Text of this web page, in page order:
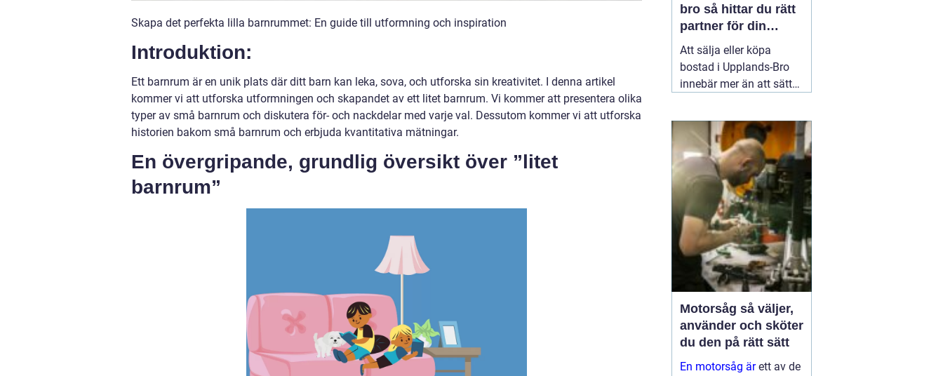
Skapa det perfekta lilla barnrummet: En guide till utformning och inspiration
Introduktion:
Ett barnrum är en unik plats där ditt barn kan leka, sova, och utforska sin kreativitet. I denna artikel
kommer vi att utforska utformningen och skapandet av ett litet barnrum. Vi kommer att presentera olika
typer av små barnrum och diskutera för- och nackdelar med varje val. Dessutom kommer vi att utforska
historien bakom små barnrum och erbjuda kvantitativa mätningar.
En övergripande, grundlig översikt över ”litet
barnrum”
bro så hittar du rätt
partner för din
bostadsaffär
Att sälja eller köpa
bostad i Upplands-Bro
innebär mer än att sätta
annons. Marknaden rör
sig snabbt, varje område
har sina egna
förutsättningar och små
detaljer kan göra stor
skillnad för slutpriset. En
02 augusti 2026
Motorsåg så väljer,
använder och sköter
du den på rätt sätt
En motorsåg ärett av de